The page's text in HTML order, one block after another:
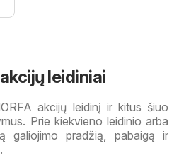
leidiniai
akcijų leidinį ir kitus šiuo
Prie kiekvieno leidinio arba
galiojimo pradžią, pabaigą ir